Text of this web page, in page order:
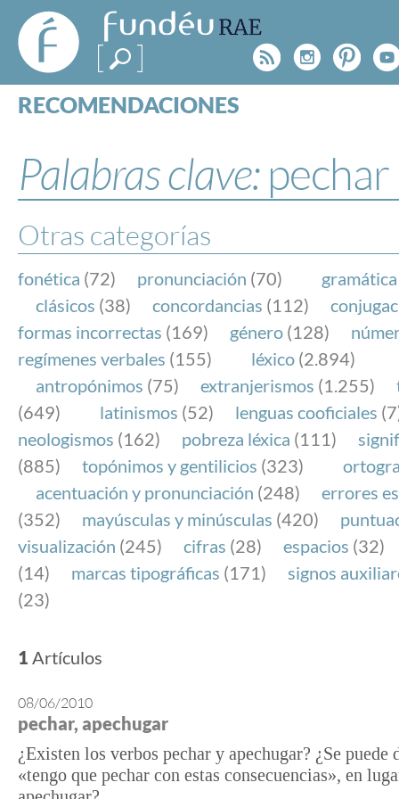
FundéuRAE
- Fundación
del Español
Urgente
Rss
RECOMENDACIONES
ESPECIALES
BLOG
NOTICIAS
SOBRE LA FUNDÉURAE
FundéuRAE es una fundación patrocinada por la
y la Real Academia Española, cuyo objetivo es
el buen uso del español en los medios de
Internet.
Palabras clave: pechar
Otras categorías
fonética (72) pronunciación (70) gramática
clásicos (38) concordancias (112)
formas incorrectas (169) género (128)
regímenes verbales (155) léxico (2.894)
antropónimos (75) extranjerismos (1.255)
(649)
latinismos (52) lenguas cooficiales
neologismos (162) pobreza léxica (111)
(885)
topónimos y gentilicios (323)
acentuación y pronunciación (248)
errores
(352)
mayúsculas y minúsculas (420)
visualización (245) cifras (28) espacios (32)
(14)
marcas tipográficas (171)
signos
(23)
1 Artículos
08/06/2010
pechar, apechugar
¿Existen los verbos pechar y apechugar? ¿Se puede
«tengo que pechar con estas consecuencias», en